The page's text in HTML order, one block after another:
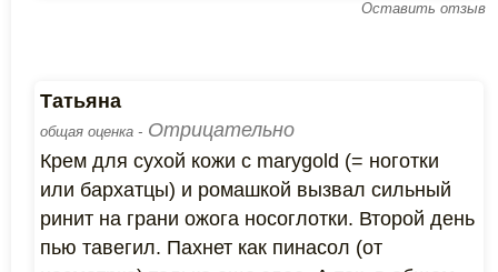
Оставить отзыв
Татьяна
общая оценка - Отрицательно
Крем для сухой кожи с marygold (= ноготки
или бархатцы) и ромашкой вызвал сильный
ринит на грани ожога носоглотки. Второй день
пью тавегил. Пахнет как пинасол (от